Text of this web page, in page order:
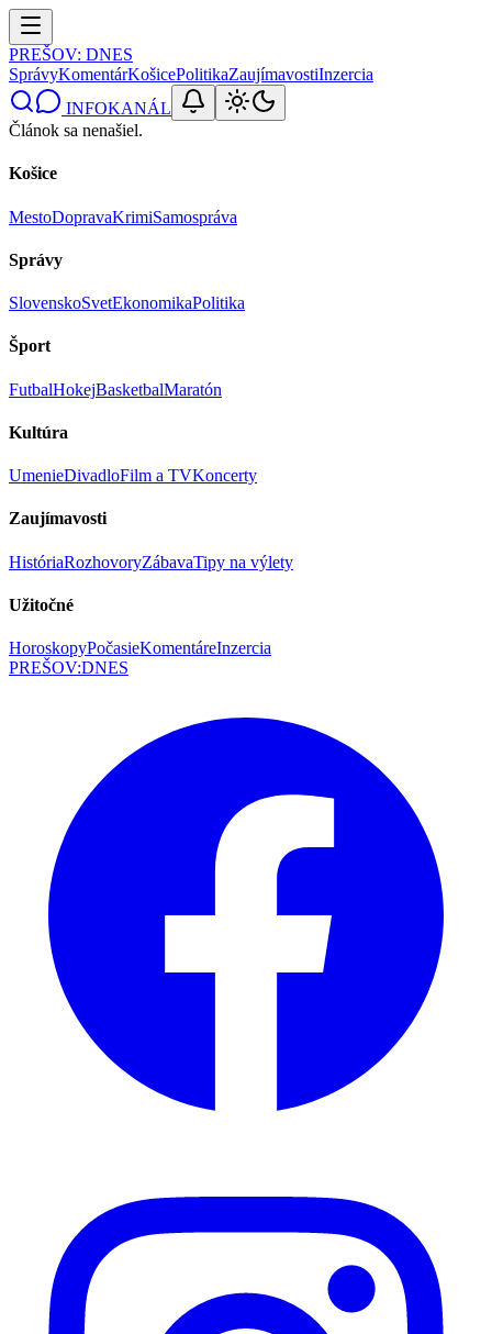
PREŠOV: DNES
SprávyKomentárKošicePolitikaZaujímavostiInzercia
INFOKANÁL
Článok sa nenašiel.
Košice
MestoDopravaKrimiSamospráva
Správy
SlovenskoSvetEkonomikaPolitika
Šport
FutbalHokejBasketbalMaratón
Kultúra
UmenieDivadloFilm a TVKoncerty
Zaujímavosti
HistóriaRozhovoryZábavaTipy na výlety
Užitočné
HoroskopyPočasieKomentáreInzercia
PREŠOV:DNES